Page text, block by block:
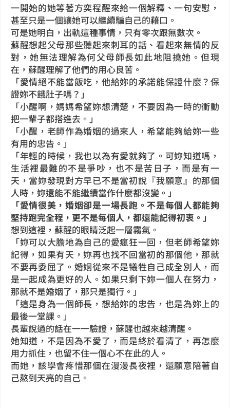
一開始的她等著方奕程醒來給一個解釋、一句安慰，
甚至只是一個讓她可以繼續騙自己的藉口。
可是她明白，出軌這種事情，只有零次跟無數次。
蘇醒想起父母那些聽起來刺耳的話、看起來無情的反
對，她無法理解為何父母師長如此地阻撓她。但現
在，蘇醒理解了他們的用心良苦。
「愛情絕不能當飯吃，他給妳的承諾能保證什麼？保
證妳不餓肚子嗎？ 」
「小醒啊，媽媽希望妳想清楚，不要因為一時的衝動
把一輩子都搭進去。」
「小醒，老師作為婚姻的過來人，希望能夠給妳一些
有用的忠告。」
「年輕的時候，我也以為有愛就夠了。可妳知道嗎，
生活裡最難的不是爭吵，也不是苦日子，而是有一
天，當妳發現對方早已不是當初說『我願意』的那個
人時，妳還能不能繼續當作什麼都沒變。」
「愛情很美，婚姻卻是一場長跑。不是每個人都能夠
堅持跑完全程，更不是每個人，都還能記得初衷。」
想到這裡，蘇醒的眼睛泛起一層霧氣。
「妳可以大膽地為自己的愛瘋狂一回，但老師希望妳
記得，如果有天，妳再也找不回當初的那個他，那就
不要再委屈了。婚姻從來不是犧牲自己成全別人，而
是一起成為更好的人。如果只剩下妳一個人在努力，
那就不是婚姻了，那只是獨行。」
「這是身為一個師長，想給妳的忠告，也是為妳上的
最後一堂課。」
長輩說過的話在一一驗證，蘇醒也越來越清醒。
她知道， 不是因為不愛了，而是終於看清了，再怎麼
用力抓住，也留不住一個心不在此的人。
而她，該學會疼惜那個在漫漫長夜裡，還願意陪著自
己熬到天亮的自己。